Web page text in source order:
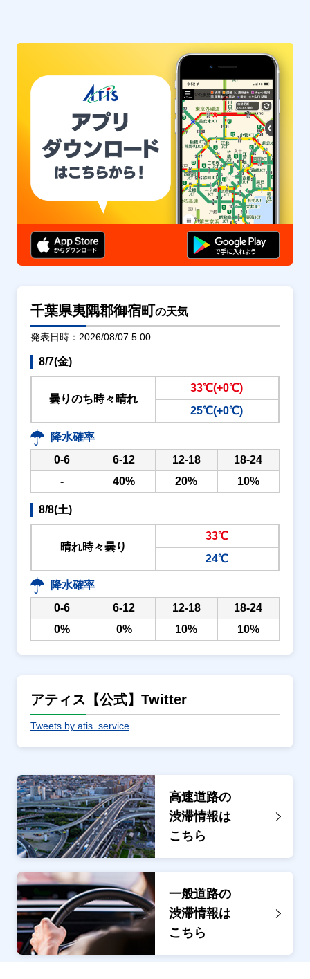
千葉県夷隅郡御宿町の天気
発表日時：2026/08/07 5:00
8/7(金)
曇りのち時々晴れ
33℃(+0℃)
25℃(+0℃)
降水確率
0-6
6-12 12-18
18-24
-
40% 20% 10%
8/8(土)
晴れ時々曇り
33℃
24℃
降水確率
0-6
6-12 12-18
18-24
0%
0% 10% 10%
アティス【公式】Twitter
Tweets by atis_service
高速道路の
渋滞情報は
こちら
一般道路の
渋滞情報は
こちら